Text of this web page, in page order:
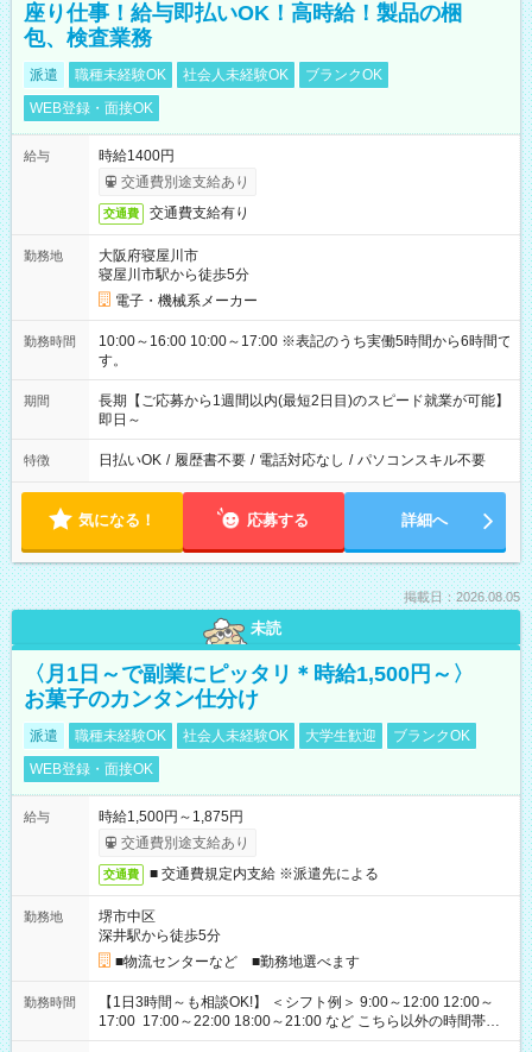
座り仕事！給与即払いOK！高時給！製品の梱
包、検査業務
派遣 職種未経験OK 社会人未経験OK
ブランクOK
WEB登録・面接OK
給与
時給1400円
交通費別途支給あり
交通費 交通費支給有り
勤務地
大阪府寝屋川市
寝屋川市駅から徒歩5分
電子・機械系メーカー
勤務時間
10:00～16:00 10:00～17:00 ※表記のうち実働5時間から6時間で
す。
期間
長期【ご応募から1週間以内(最短2日目)のスピード就業が可能】
即日～
特徴 日払いOK / 履歴書不要 / 電話対応なし / パソコンスキル不要
気になる！ 応募する 詳細へ
掲載日：2026.08.05
未読
〈月1日～で副業にピッタリ＊時給1,500円～〉
お菓子のカンタン仕分け
派遣 職種未経験OK 社会人未経験OK 大学生歓迎
ブランクOK
WEB登録・面接OK
給与
時給1,500円～1,875円
交通費別途支給あり
交通費 ■ 交通費規定内支給 ※派遣先による
勤務地
堺市中区
深井駅から徒歩5分
■物流センターなど ■勤務地選べます
勤務時間
【1日3時間～も相談OK!】 ＜シフト例＞ 9:00～12:00 12:00～
17:00 17:00～22:00 18:00～21:00 など こちら以外の時間帯も
お気軽にご相談ください！